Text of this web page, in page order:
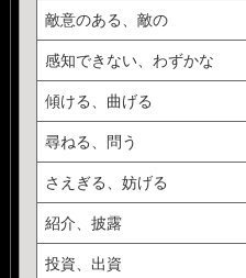
敵意のある、敵の
感知できない、わずかな
傾ける、曲げる
尋ねる、問う
さえぎる、妨げる
紹介、披露
投資、出資